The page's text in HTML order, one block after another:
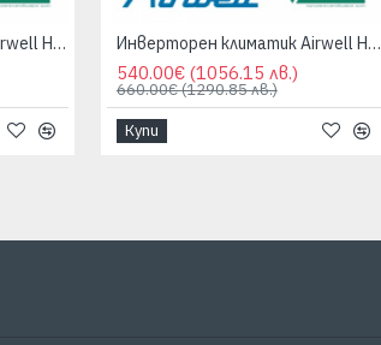
Инверторен климатик Airwell HDLA-025N Aura 9 000 BTU Клас A++/A+ Инверторен климатик Airwell HDLA-035N Aura 12000 BTU Клас A++/A+
540.00€ (1056.15 лв.)
660.00€(1290.85 лв.)
Купи